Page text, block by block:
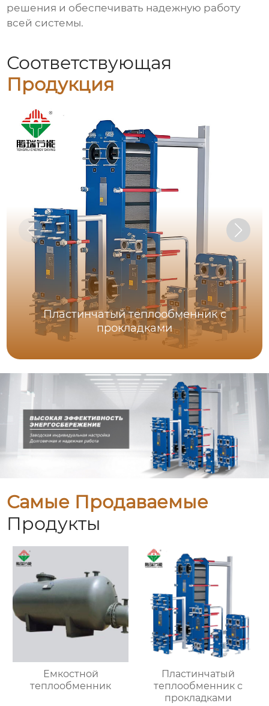
решения и обеспечивать надежную работу
всей системы.
Соответствующая
Продукция
Пластинчатый теплообменник с
прокладками
Самые Продаваемые
Продукты
Емкостной
теплообменник
Пластинчатый
теплообменник с
прокладками